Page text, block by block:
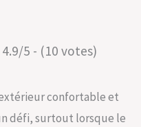
4.9/5 - (10 votes)
confortable et
défi, surtout lorsque le